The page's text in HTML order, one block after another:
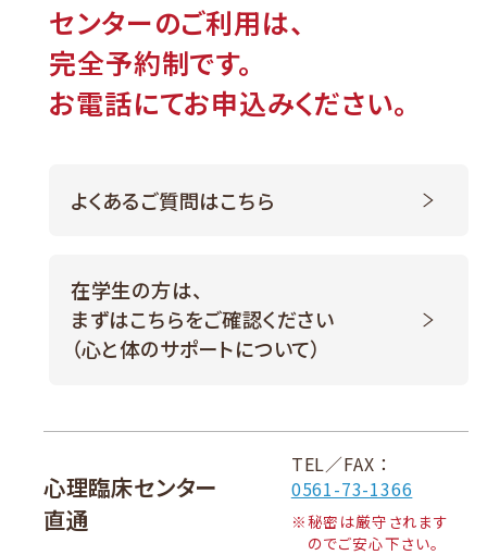
センターのご利用は、
完全予約制です。
お電話にてお申込みください。
よくあるご質問はこちら
在学生の方は、
まずはこちらをご確認ください
（心と体のサポートについて）
心理臨床センター
直通
TEL／FAX ：
0561-73-1366
※秘密は厳守されます
のでご安心下さい。